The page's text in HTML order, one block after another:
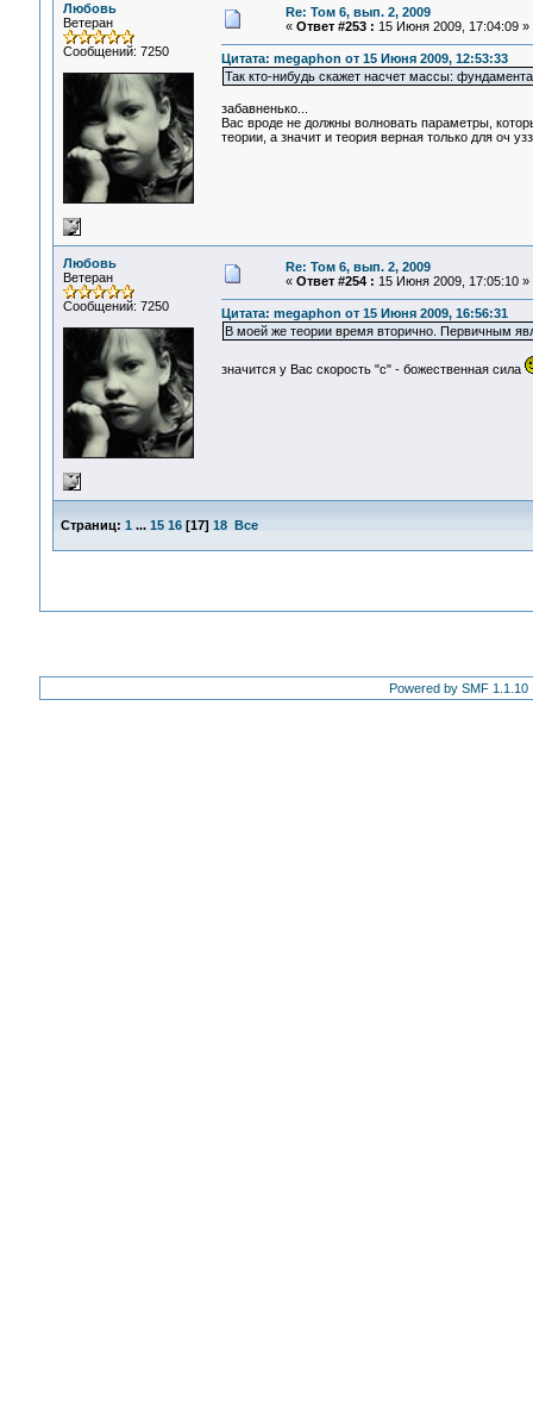
Любовь
Ветеран
Сообщений: 7250
Re: Том 6, вып. 2, 2009
« Ответ #253 : 15 Июня 2009, 17:04:09 »
Цитата: megaphon от 15 Июня 2009, 12:53:33
Так кто-нибудь скажет насчет массы:
забавненько...
Вас вроде не должны волновать параметры,
теории, а значит и теория верная только для оч
Любовь
Ветеран
Сообщений: 7250
Re: Том 6, вып. 2, 2009
« Ответ #254 : 15 Июня 2009, 17:05:10 »
Цитата: megaphon от 15 Июня 2009, 16:56:31
В моей же теории время вторично. Первичным
значится у Вас скорость "с" - божественная сила
Страниц: 1 ... 15 16[17] 18 Все
Powered by SMF 1.1.10